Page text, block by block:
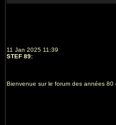
11 Jan 2025 11:39
STEF 89:
Bienvenue sur le forum des années